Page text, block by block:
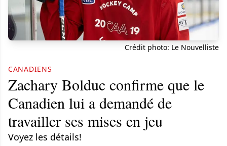
Crédit photo: Le Nouvelliste
CANADIENS
Zachary Bolduc confirme que le
Canadien lui a demandé de
travailler ses mises en jeu
Voyez les détails!